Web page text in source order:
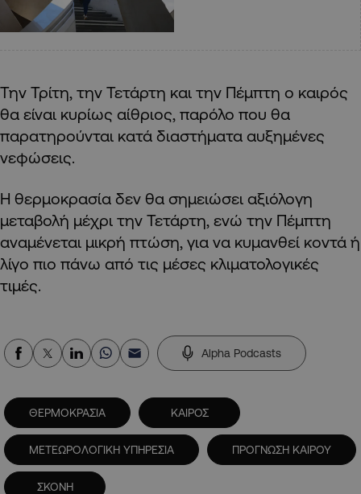
Την Τρίτη, την Τετάρτη και την Πέμπτη ο καιρός
θα είναι κυρίως αίθριος, παρόλο που θα
παρατηρούνται κατά διαστήματα αυξημένες
νεφώσεις.
Η θερμοκρασία δεν θα σημειώσει αξιόλογη
μεταβολή μέχρι την Τετάρτη, ενώ την Πέμπτη
αναμένεται μικρή πτώση, για να κυμανθεί κοντά ή
λίγο πιο πάνω από τις μέσες κλιματολογικές
τιμές.
Alpha Podcasts
ΘΕΡΜΟΚΡΑΣΙΑ ΚΑΙΡΟΣ
ΜΕΤΕΩΡΟΛΟΓΙΚΗ ΥΠΗΡΕΣΙΑ ΠΡΟΓΝΩΣΗ ΚΑΙΡΟΥ
ΣΚΟΝΗ